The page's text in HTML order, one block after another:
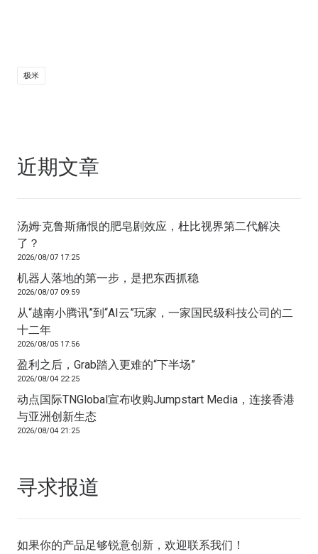
极米
近期文章
汤姆·克鲁斯痛恨的肥皂剧效应，杜比视界第二代解决
了？
2026/08/07 17:25
机器人落地的第一步，是把东西抓稳
2026/08/07 09:59
从“越南小腾讯”到“AI云”玩家，一家国民级科技公司的二
十二年
2026/08/05 17:56
盈利之后，Grab踏入更难的“下半场”
2026/08/04 22:25
动点国际TNGlobal宣布收购Jumpstart Media，连接香港
与亚洲创新生态
2026/08/04 21:25
寻求报道
如果你的产品足够锐意创新，欢迎联系我们 ！